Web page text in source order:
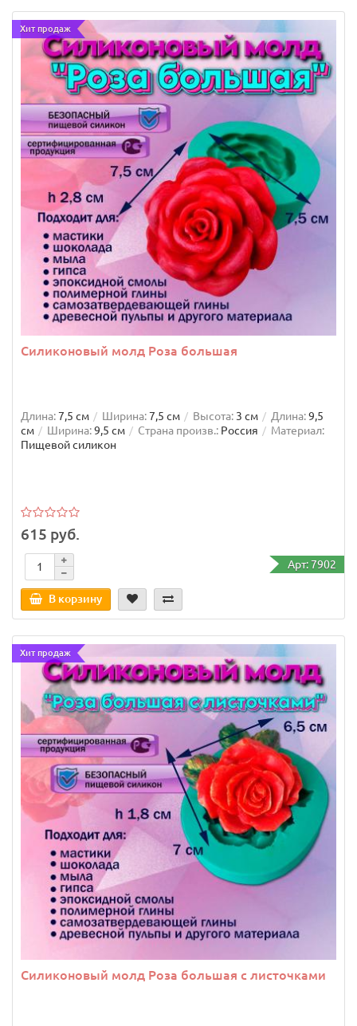
Хит продаж
Силиконовый молд Роза большая
Длина:7,5 см Ширина:7,5 см Высота: 3 см Длина:9,5
см
Ширина:9,5 см Страна произв.: Россия
Материал:
Пищевой силикон
615 руб.
Арт: 7902
В корзину
Хит продаж
Силиконовый молд Роза большая с листочками